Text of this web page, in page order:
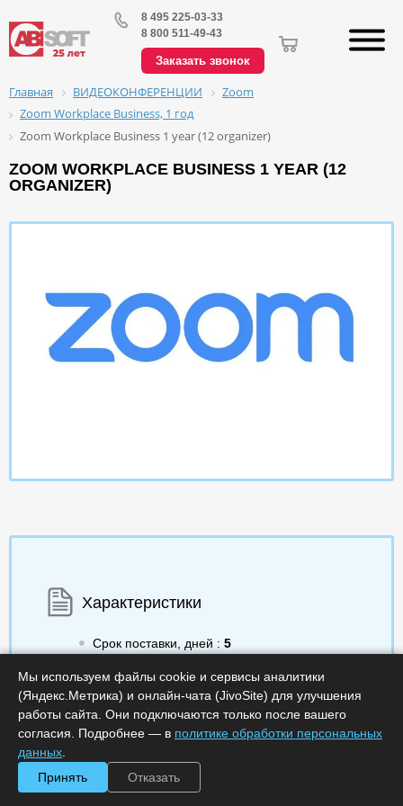
8 495 225-03-33
8 800 511-49-43
Заказать звонок
Главная ВИДЕОКОНФЕРЕНЦИИ
Zoom
Zoom Workplace Business, 1 год
Zoom Workplace Business 1 year (12 organizer)
ZOOM WORKPLACE BUSINESS 1 YEAR (12
ORGANIZER)
Характеристики
Срок поставки, дней : 5
Код :0000-299240
Обработка заказа :в рабочее время
425 985.65 a
Мы используем файлы cookie и сервисы аналитики
(Яндекс.Метрика) и онлайн-чата (JivoSite) для улучшения
работы сайта. Они подключаются только после вашего
согласия. Подробнее — в политике обработки персональных
данных
Принять
Отказать